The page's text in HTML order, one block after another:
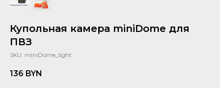
Купольная камера miniDome для
ПВЗ
SKU: miniDome_light
136 BYN